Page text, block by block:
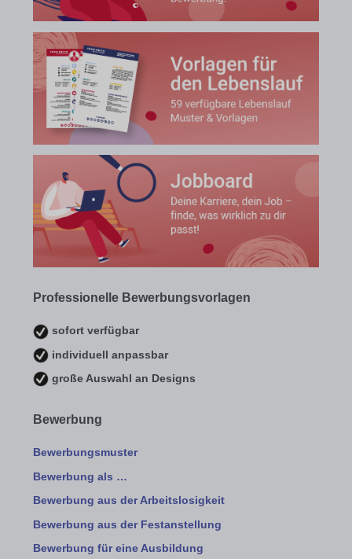
Professionelle Bewerbungsvorlagen
sofort verfügbar
individuell anpassbar
große Auswahl an Designs
Bewerbung
Bewerbungsmuster
Bewerbung als …
Bewerbung aus der Arbeitslosigkeit
Bewerbung aus der Festanstellung
Bewerbung für eine Ausbildung